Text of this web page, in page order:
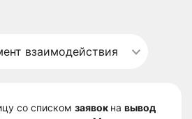
со списком заявок на вывод